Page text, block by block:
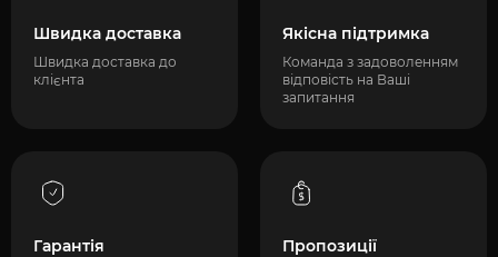
Швидка доставка
Швидка доставка до
клієнта
Якісна підтримка
Команда з задоволенням
відповість на Ваші
запитання
Гарантія Пропозиції